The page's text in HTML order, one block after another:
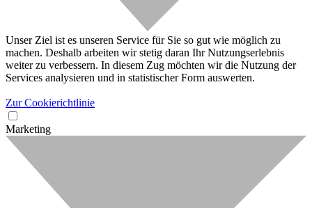
Unser Ziel ist es unseren Service für Sie so gut wie möglich zu
machen. Deshalb arbeiten wir stetig daran Ihr Nutzungserlebnis
weiter zu verbessern. In diesem Zug möchten wir die Nutzung der
Services analysieren und in statistischer Form auswerten.
Zur Cookierichtlinie
Marketing